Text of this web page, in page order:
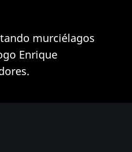
murciélagos
Enrique